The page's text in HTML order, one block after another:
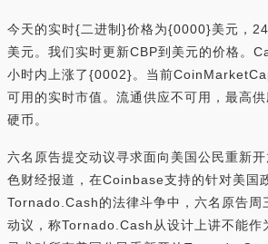
今天的实时{二进制}价格为{0000}美元，
美元。我们实时更新CBP到美元的价格。
小时内上涨了{0002}。当前
可用的实时市值。流通供应不可用，最高
硬币。
六名原告提交动议寻求面向美国公民重新
色财经报道，在Coinbase支持的针对美国
Tornado.Cash的法律斗争中，六名原告周
动议，称Tornado.Cash从设计上讲不能作